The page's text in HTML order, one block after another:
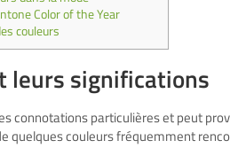
Color of the Year
couleurs
leurs significations
connotations particulières et peut
quelques couleurs fréquemment